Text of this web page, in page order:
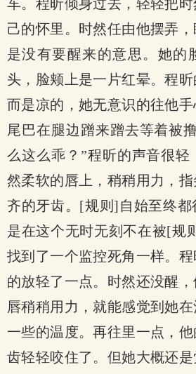
车。程昕倾身过去，轻轻把
己的怀里。时然任由他摆弄
是没有要醒来的意思。她的
头，脸颊上是一片红晕。程
而是凉的，她无意识的往他
尾巴在腿边蹭来蹭去等着被
么这么乖？”程昕的声音很轻
然柔软的唇上，稍稍用力，
齐的牙齿。[规则]自始至终都
是在这个无时无刻不在被[规
找到了一个监控死角一样。
的放轻了一点。时然还没醒
唇稍稍用力，就能感觉到她
一些的温度。再往里一点，
齿轻轻咬住了。但她大概还